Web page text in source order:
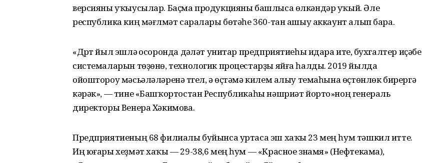
версияны уҡыусылар. Баҫма продукцияны башлыса өлкәндәр уҡый. Әле
республика киң мәғлүмәт саралары бөтәһе 360-тан ашыу аккаунт алып бара.
«Дүрт йыл эшләү осоронда дәүләт унитар предприятиеһы идара итеү, бухгалтер иҫәбе
системаларын төҙөнө, технологик процестарҙы яйға һалды. 2019 йылда
ойоштороу мәсьәләләренә түгел, ә өҫтәмә килем алыу темаһына өҫтөнлөк бирергә
кәрәк», — тине «Башҡортостан Республикаһы нәшриәт йорто»ноң генераль
директоры Венера Хәкимова.
Предприятиеның 68 филиалы буйынса уртаса эш хаҡы 23 мең һум тәшкил итте.
Иң юғары хеҙмәт хаҡы — 29-38,6 мең һум — «Красное знамя» (Нефтекама),